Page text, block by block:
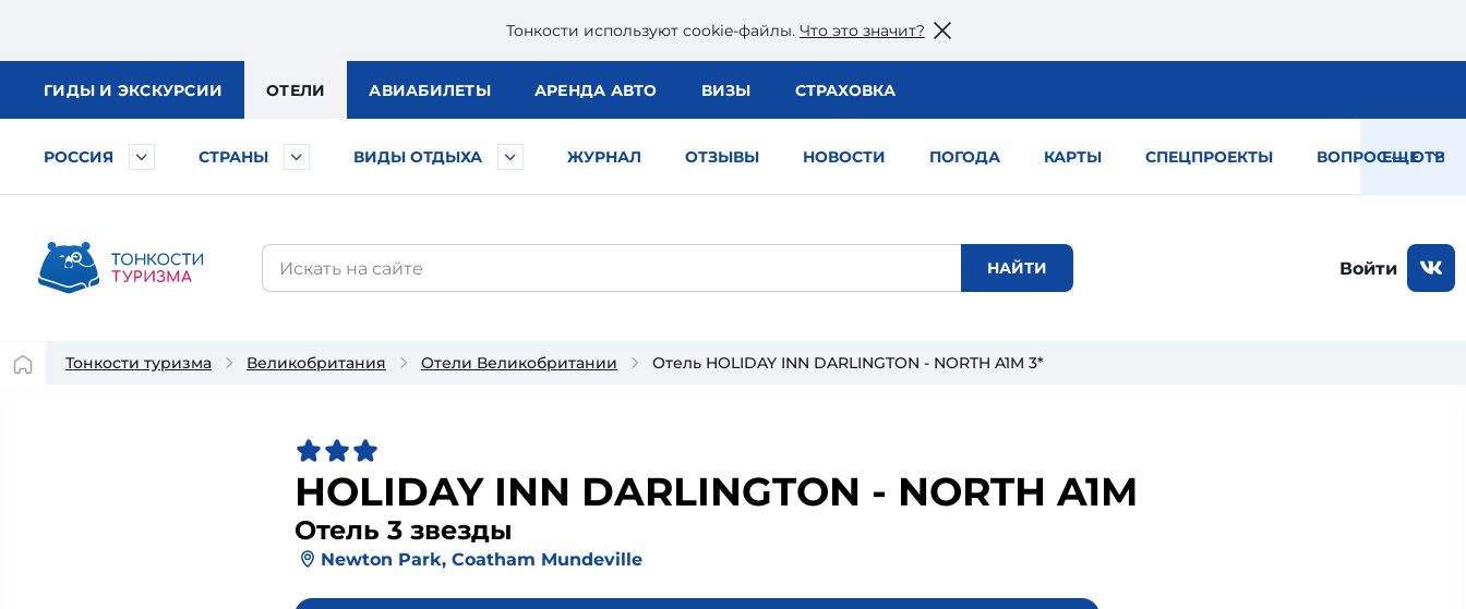
Тонкости используют сookie-файлы. Что это значит?
ГИДЫ И ЭКСКУРСИИ ОТЕЛИ АВИАБИЛЕТЫ АРЕНДА АВТО ВИЗЫ СТРАХОВКА
РОССИЯ СТРАНЫ ВИДЫ ОТДЫХА ЖУРНАЛ ОТЗЫВЫ НОВОСТИ ПОГОДА КАРТЫ СПЕЦПРОЕКТЫ ВОПРОС — ОТВЕТ
ЕЩЕ
Войти
Тонкости туризма Великобритания Отели Великобритании Отель HOLIDAY INN DARLINGTON - NORTH A1M 3*
HOLIDAY INN DARLINGTON - NORTH A1M
Отель 3 звезды
Newton Park, Coatham Mundeville